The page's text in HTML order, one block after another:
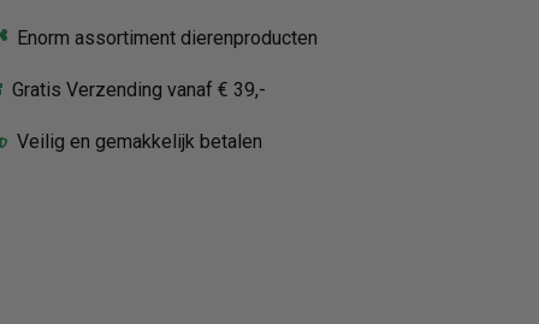
Enorm assortiment dierenproducten
Gratis Verzending vanaf € 39,-
Veilig en gemakkelijk betalen